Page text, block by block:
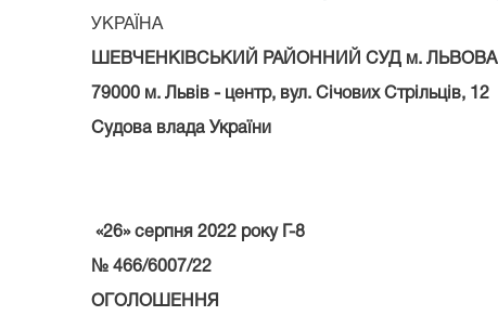
УКРАЇНА
ШЕВЧЕНКІВСЬКИЙ РАЙОННИЙ СУД м. ЛЬВОВА
79000 м. Львів - центр, вул. Січових Стрільців, 12
Судова влада України
«26» серпня 2022 року Г-8
№ 466/6007/22
ОГОЛОШЕННЯ